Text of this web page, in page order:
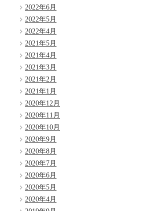
2022年6月
2022年5月
2022年4月
2021年5月
2021年4月
2021年3月
2021年2月
2021年1月
2020年12月
2020年11月
2020年10月
2020年9月
2020年8月
2020年7月
2020年6月
2020年5月
2020年4月